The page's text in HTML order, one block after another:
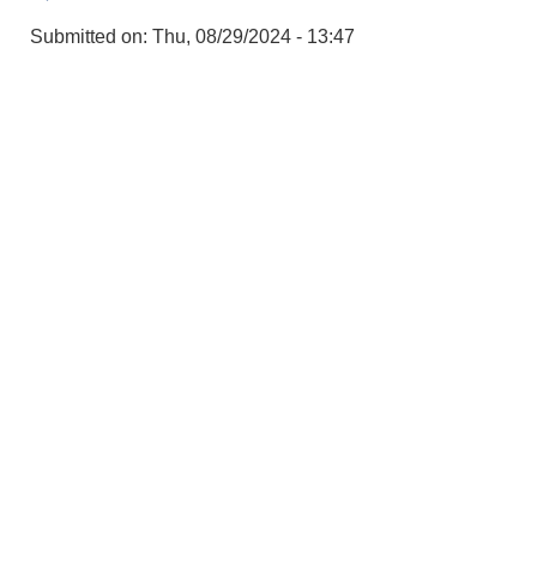
Submitted on: Thu, 08/29/2024 - 13:47